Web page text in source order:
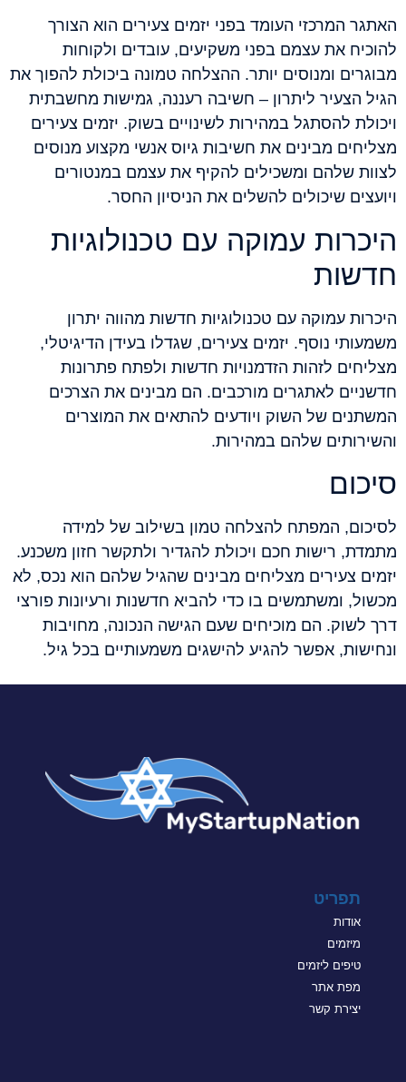
האתגר המרכזי העומד בפני יזמים צעירים הוא הצורך
להוכיח את עצמם בפני משקיעים, עובדים ולקוחות
מבוגרים ומנוסים יותר. ההצלחה טמונה ביכולת להפוך את
הגיל הצעיר ליתרון – חשיבה רעננה, גמישות מחשבתית
ויכולת להסתגל במהירות לשינויים בשוק. יזמים צעירים
מצליחים מבינים את חשיבות גיוס אנשי מקצוע מנוסים
לצוות שלהם ומשכילים להקיף את עצמם במנטורים
ויועצים שיכולים להשלים את הניסיון החסר.
היכרות עמוקה עם טכנולוגיות
חדשות
היכרות עמוקה עם טכנולוגיות חדשות מהווה יתרון
משמעותי נוסף. יזמים צעירים, שגדלו בעידן הדיגיטלי,
מצליחים לזהות הזדמנויות חדשות ולפתח פתרונות
חדשניים לאתגרים מורכבים. הם מבינים את הצרכים
המשתנים של השוק ויודעים להתאים את המוצרים
והשירותים שלהם במהירות.
סיכום
לסיכום, המפתח להצלחה טמון בשילוב של למידה
מתמדת, רישות חכם ויכולת להגדיר ולתקשר חזון משכנע.
יזמים צעירים מצליחים מבינים שהגיל שלהם הוא נכס, לא
מכשול, ומשתמשים בו כדי להביא חדשנות ורעיונות פורצי
דרך לשוק. הם מוכיחים שעם הגישה הנכונה, מחויבות
ונחישות, אפשר להגיע להישגים משמעותיים בכל גיל.
תפריט
אודות
מיזמים
טיפים ליזמים
מפת אתר
יצירת קשר